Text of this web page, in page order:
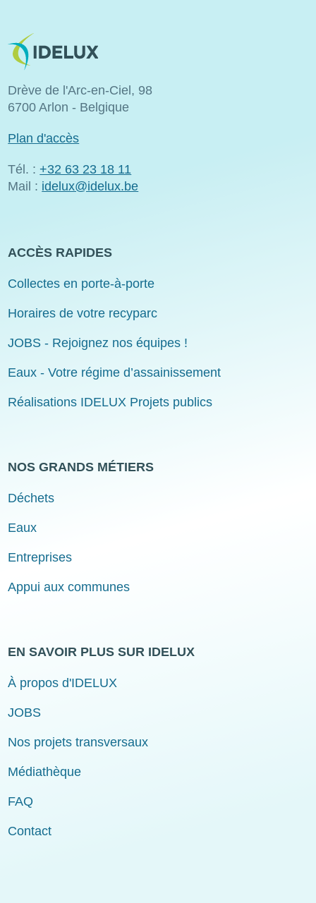
Image
Drève de l'Arc-en-Ciel, 98
6700 Arlon - Belgique
Plan d'accès
Tél. : +32 63 23 18 11
Mail : idelux@idelux.be
ACCÈS RAPIDES
Collectes en porte-à-porte
Horaires de votre recyparc
JOBS - Rejoignez nos équipes !
Eaux - Votre régime d’assainissement
Réalisations IDELUX Projets publics
NOS GRANDS MÉTIERS
Déchets
Eaux
Entreprises
Appui aux communes
EN SAVOIR PLUS SUR IDELUX
À propos d'IDELUX
JOBS
Nos projets transversaux
Médiathèque
FAQ
Contact